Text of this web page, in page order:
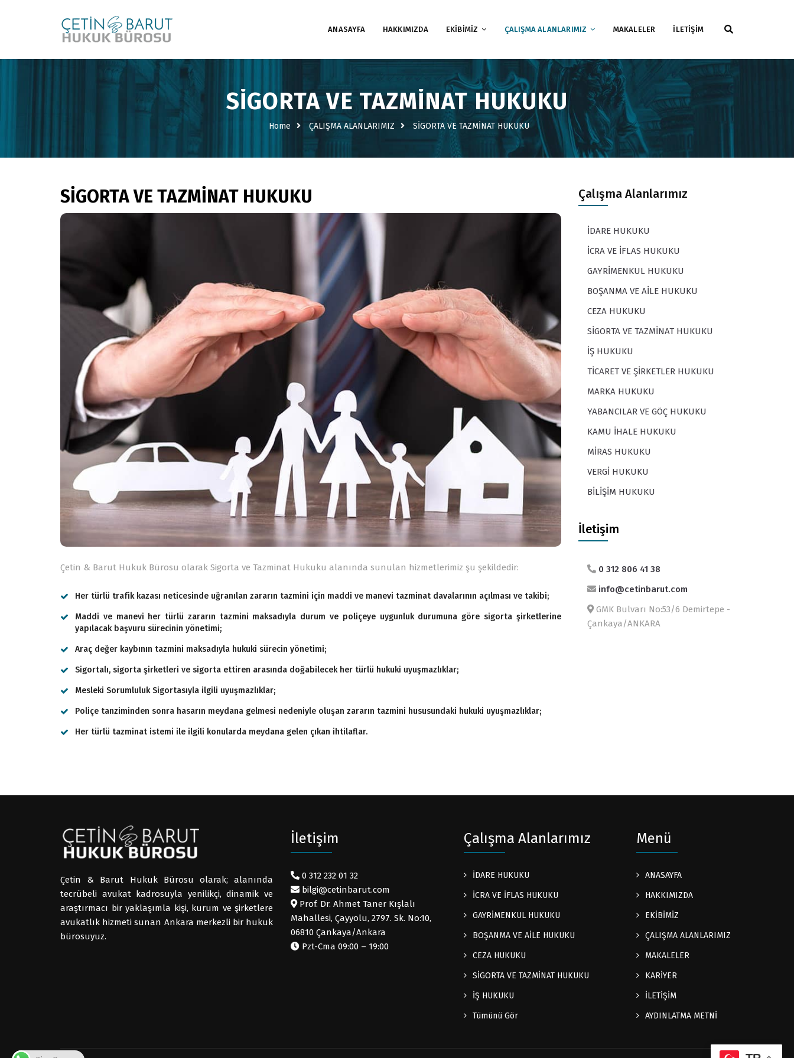
ANASAYFA HAKKIMIZDA EKİBİMİZ ÇALIŞMA ALANLARIMIZ MAKALELER İLETİŞİM
SİGORTA VE TAZMİNAT HUKUKU
Home ÇALIŞMA ALANLARIMIZ SİGORTA VE TAZMİNAT HUKUKU
SİGORTA VE TAZMİNAT HUKUKU
Çetin & Barut Hukuk Bürosu olarak Sigorta ve Tazminat Hukuku alanında sunulan hizmetlerimiz şu şekildedir:
Her türlü trafik kazası neticesinde uğranılan zararın tazmini için maddi ve manevi tazminat davalarının açılması ve takibi;
Maddi ve manevi her türlü zararın tazmini maksadıyla durum ve poliçeye uygunluk durumuna göre sigorta şirketlerine
yapılacak başvuru sürecinin yönetimi;
Araç değer kaybının tazmini maksadıyla hukuki sürecin yönetimi;
Sigortalı, sigorta şirketleri ve sigorta ettiren arasında doğabilecek her türlü hukuki uyuşmazlıklar;
Mesleki Sorumluluk Sigortasıyla ilgili uyuşmazlıklar;
Poliçe tanziminden sonra hasarın meydana gelmesi nedeniyle oluşan zararın tazmini hususundaki hukuki uyuşmazlıklar;
Her türlü tazminat istemi ile ilgili konularda meydana gelen çıkan ihtilaflar.
Çalışma Alanlarımız
İDARE HUKUKU
İCRA VE İFLAS HUKUKU
GAYRİMENKUL HUKUKU
BOŞANMA VE AİLE HUKUKU
CEZA HUKUKU
SİGORTA VE TAZMİNAT HUKUKU
İŞ HUKUKU
TİCARET VE ŞİRKETLER HUKUKU
MARKA HUKUKU
YABANCILAR VE GÖÇ HUKUKU
KAMU İHALE HUKUKU
MİRAS HUKUKU
VERGİ HUKUKU
BİLİŞİM HUKUKU
İletişim
0 312 806 41 38
info@cetinbarut.com
GMK Bulvarı No:53/6 Demirtepe -
Çankaya/ANKARA
Çetin & Barut Hukuk Bürosu olarak; alanında
tecrübeli avukat kadrosuyla yenilikçi, dinamik ve
araştırmacı bir yaklaşımla kişi, kurum ve şirketlere
avukatlık hizmeti sunan Ankara merkezli bir hukuk
bürosuyuz.
İletişim
0 312 232 01 32
bilgi@cetinbarut.com
Prof. Dr. Ahmet Taner Kışlalı
Mahallesi, Çayyolu, 2797. Sk. No:10,
06810 Çankaya/Ankara
Pzt-Cma 09:00 – 19:00
Çalışma Alanlarımız
İDARE HUKUKU
İCRA VE İFLAS HUKUKU
GAYRİMENKUL HUKUKU
BOŞANMA VE AİLE HUKUKU
CEZA HUKUKU
SİGORTA VE TAZMİNAT HUKUKU
İŞ HUKUKU
Tümünü Gör
Menü
ANASAYFA
HAKKIMIZDA
EKİBİMİZ
ÇALIŞMA ALANLARIMIZ
MAKALELER
KARİYER
İLETİŞİM
AYDINLATMA METNİ